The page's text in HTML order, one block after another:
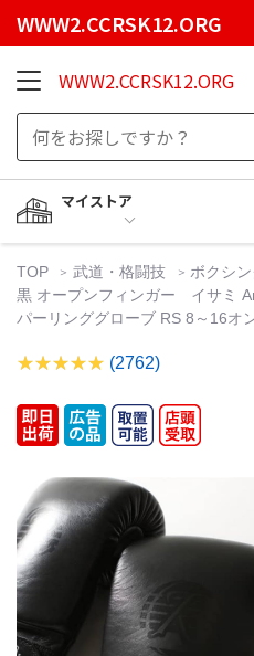
WWW2.CCRSK12.ORG
WWW2.CCRSK12.ORG
マイストア
TOP 武道・格闘技 ボクシ
黒 オープンフィンガー イサミ
パーリンググローブ RS 8～16オ
(2762)